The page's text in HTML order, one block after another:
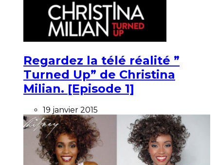
Regardez la télé réalité ”
Turned Up” de Christina
Milian. [Episode 1]
19 janvier 2015